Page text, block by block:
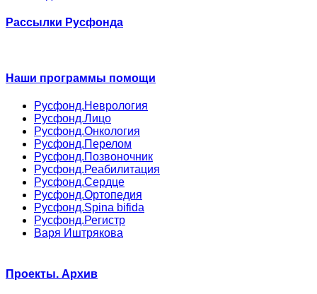
Рассылки Русфонда
Наши программы помощи
Русфонд.Неврология
Русфонд.Лицо
Русфонд.Онкология
Русфонд.Перелом
Русфонд.Позвоночник
Русфонд.Реабилитация
Русфонд.Сердце
Русфонд.Ортопедия
Русфонд.Spina bifida
Русфонд.Регистр
Варя Иштрякова
Проекты. Архив